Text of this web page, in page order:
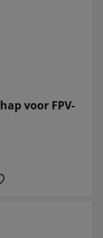
voor FPV-